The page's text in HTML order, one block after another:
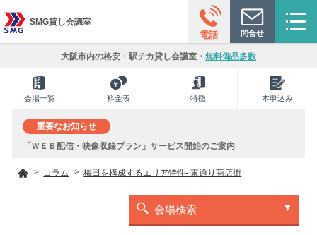
電話 問合せ
SMG貸し会議室
大阪市内の格安・駅チカ貸し会議室・ 無料備品多数
会場一覧 料金表 特徴 本申込み
重要なお知らせ
「ＷＥＢ配信・映像収録プラン」サービス開始のご案内
コラム 梅田を構成するエリア特性- 東通り商店街
会場検索